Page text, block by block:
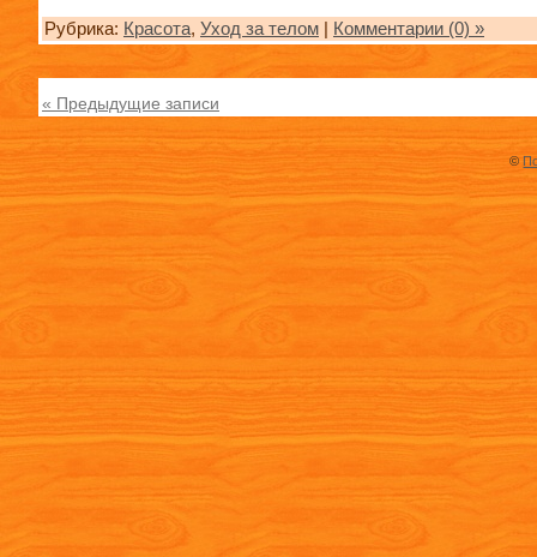
Рубрика: Красота, Уход за телом Комментарии (0) »
« Предыдущие записи
©